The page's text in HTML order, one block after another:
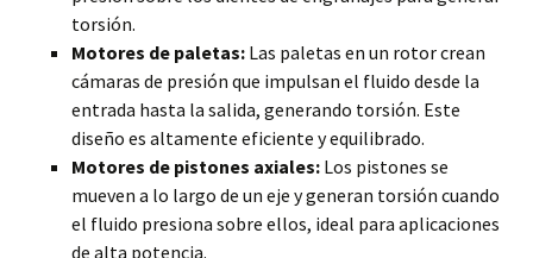
torsión.
Motores de paletas: Las paletas en un rotor crean
cámaras de presión que impulsan el fluido desde la
entrada hasta la salida, generando torsión. Este
diseño es altamente eficiente y equilibrado.
Motores de pistones axiales: Los pistones se
mueven a lo largo de un eje y generan torsión cuando
el fluido presiona sobre ellos, ideal para aplicaciones
de alta potencia.